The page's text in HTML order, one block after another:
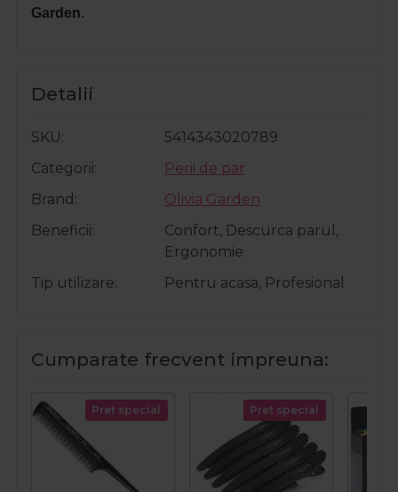
Garden.
Detalii
SKU
5414343020789
Categorii
Perii de par
Brand
Olivia Garden
Beneficii
Confort, Descurca parul,
Ergonomie
Tip utilizare
Pentru acasa, Profesional
Cumparate frecvent impreuna:
Pret special Pret special